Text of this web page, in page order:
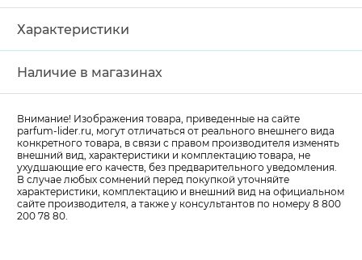
Характеристики
Наличие в магазинах
Внимание! Изображения товара, приведенные на сайте
parfum-lider.ru, могут отличаться от реального внешнего вида
конкретного товара, в связи с правом производителя изменять
внешний вид, характеристики и комплектацию товара, не
ухудшающие его качеств, без предварительного уведомления.
В случае любых сомнений перед покупкой уточняйте
характеристики, комплектацию и внешний вид на официальном
сайте производителя, а также у консультантов по номеру 8 800
200 78 80.